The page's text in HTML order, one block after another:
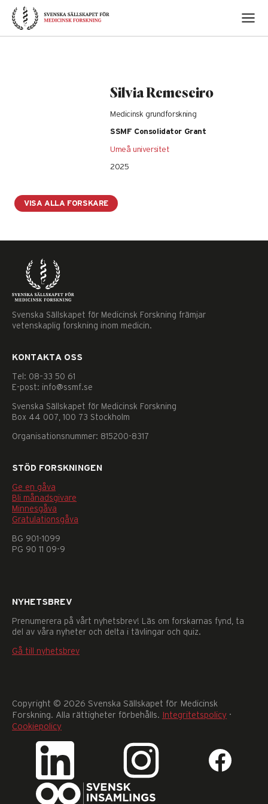
Skip
content
Silvia Remeseiro
Medicinsk grundforskning
SSMF Consolidator Grant
Umeå universitet
2025
VISA ALLA FORSKARE
Svenska Sällskapet för Medicinsk Forskning främjar
vetenskaplig forskning inom medicin.
KONTAKTA OSS
Tel: 08–33 50 61
E-post: info@ssmf.se
Svenska Sällskapet för Medicinsk Forskning
Box 44 007, 100 73 Stockholm
Organisationsnummer: 815200-8317
STÖD FORSKNINGEN
Ge en gåva
Bli månadsgivare
Minnesgåva
Gratulationsgåva
BG 901-1099
PG 90 11 09-9
NYHETSBREV
Prenumerera på vårt nyhetsbrev! Läs om forskarnas fynd, ta
del av våra nyheter och delta i tävlingar och quiz.
Gå till nyhetsbrev
Copyright © 2026 Svenska Sällskapet för Medicinsk
Forskning. Alla rättigheter förbehålls. Integritetspolicy ·
Cookiepolicy
Nödvändiga
Dessa
kakor
går
De
behövs
för
hemsidan
ska
fungera.
Statistik
kunna
förbättra